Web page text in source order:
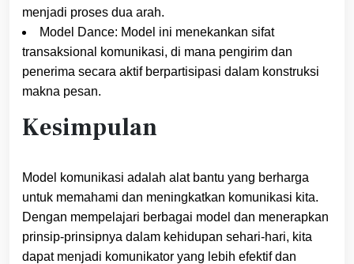
menjadi proses dua arah.
Model Dance: Model ini menekankan sifat
transaksional komunikasi, di mana pengirim dan
penerima secara aktif berpartisipasi dalam konstruksi
makna pesan.
Kesimpulan
Model komunikasi adalah alat bantu yang berharga
untuk memahami dan meningkatkan komunikasi kita.
Dengan mempelajari berbagai model dan menerapkan
prinsip-prinsipnya dalam kehidupan sehari-hari, kita
dapat menjadi komunikator yang lebih efektif dan